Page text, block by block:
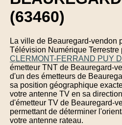
(63460)
La ville de Beauregard-vendon
Télévision Numérique Terrestre
CLERMONT-FERRAND PUY
émetteur TNT de Beauregard-
d'un des émetteurs de
sa position géographique
votre antenne TV en sa
d'émetteur TV de Beauregard-
permettant de déterminer
votre antenne rateau.